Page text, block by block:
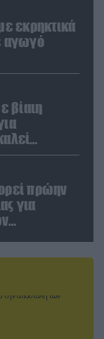
εκρηκτικά
αγωγό
βίαιη
πρώην
για